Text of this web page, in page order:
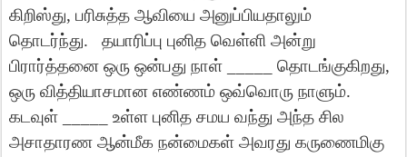
கிறிஸ்து, பரிசுத்த ஆவியை அனுப்பியதாலும்
தொடர்ந்து. தயாரிப்பு புனித வெள்ளி அன்று
பிரார்த்தனை ஒரு ஒன்பது நாள் தொடங்குகிறது,
ஒரு வித்தியாசமான எண்ணம் ஒவ்வொரு நாளும்.
கடவுள்
உள்ள புனித சமய வந்து அந்த சில
அசாதாரண ஆன்மீக நன்மைகள் அவரது கருணைமிகு